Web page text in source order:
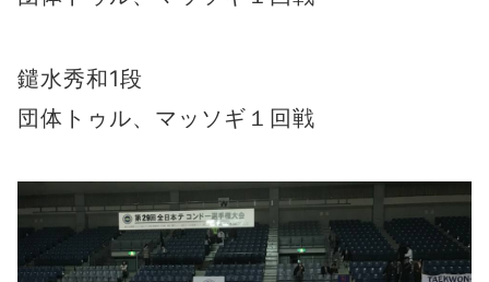
鑓水秀和1段
団体トゥル、マッソギ１回戦